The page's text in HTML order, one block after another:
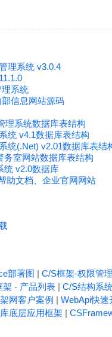
理系统 v3.0.4
系统
信息网站源码
理系统数据库表结构
统 v4.1数据库表结构
统(.Net) v2.01数据库表结
务室网站数据库表结构
统 v2.0数据库
助文档、企业官网网站
部署图 | C/S框架-权限管
- 产品列表| C/S结构系
网客户案例 | WebApi快速
底层应用框架 |